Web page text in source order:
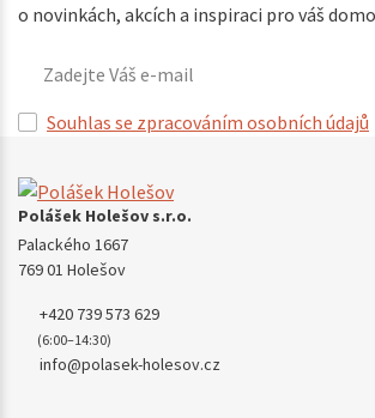
o novinkách, akcích a inspiraci pro váš
Souhlas se zpracováním osobních údajů
Polášek Holešov s.r.o.
Palackého 1667
769 01 Holešov
+420 739 573 629
(6:00–14:30)
info@polasek-holesov.cz